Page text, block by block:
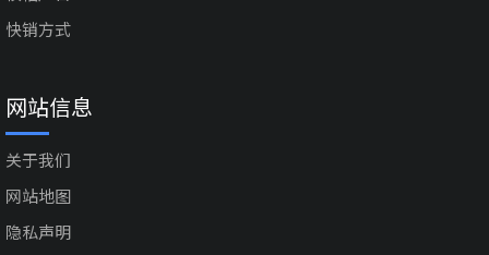
快销方式
网站信息
关于我们
网站地图
隐私声明